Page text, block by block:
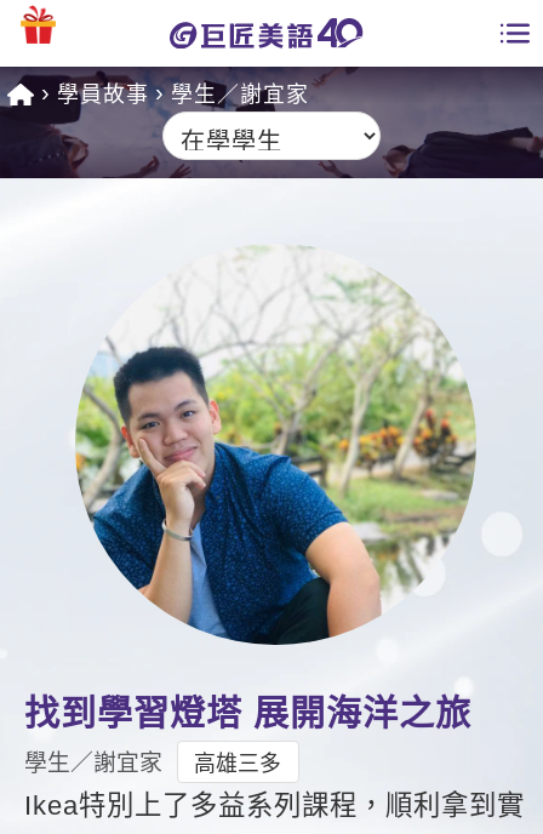
課程總覽
英文會話
商用英文
英文檢定
TOEIC 多益課程
IELTS 雅思課程
GEPT 全民英檢課程
能力養成
自然發音
英文聽力養成
開口溜英文
旅遊英文
基礎字彙
特色課程
英語俱樂部
ECAM
Let's Talk
日語
韓語
西班牙語
更多
一對一家教
企業訓練
免費資源
英文部落格
多益秒學堂
影音學英文
英文能力測驗
師資團隊
學習分享
學員故事
活動花絮
學員專區
Recruiting
學員故事 學生／謝宜家
找到學習燈塔 展開海洋之旅
學生／謝宜家 高雄三多
Ikea特別上了多益系列課程，順利拿到實